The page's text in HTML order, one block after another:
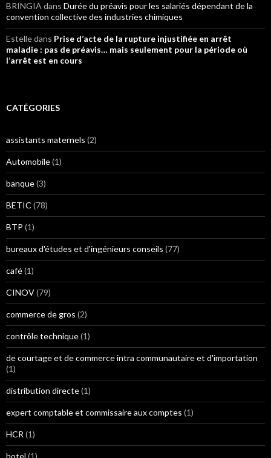
BRINGIA dans Durée du préavis pour les salariés dépendant de la
convention collective des industries chimiques
Estelledans Prise d’acte de la rupture injustifiée en arrêt
maladie : pas de préavis… mais seulement pour la période où
l’arrêt est en cours
CATÉGORIES
assistants maternels (2)
Automobile(1)
banque(3)
BETIC (78)
BTP (1)
bureaux d'études et d'ingénieurs conseils (77)
café(1)
CINOV(79)
commerce de gros (2)
contrôle technique(1)
de courtage et de commerce intra communautaire et d'importation
(1)
distribution directe(1)
expert comptable et commissaire aux comptes (1)
HCR (1)
hotel (1)